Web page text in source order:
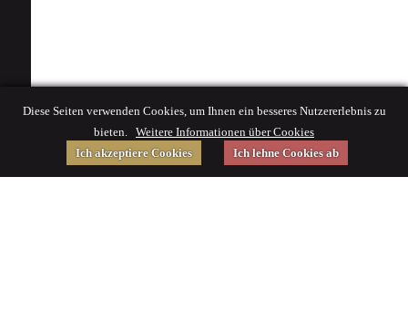
Diese Seiten verwenden Cookies, um Ihnen ein besseres Nutzererlebnis zu
bieten. Weitere Informationen über Cookies
Ich akzeptiere Cookies
Ich lehne Cookies ab